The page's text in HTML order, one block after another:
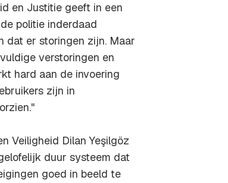
en Justitie geeft in een
politie inderdaad
dat er storingen zijn. Maar
verstoringen en
hard aan de invoering
zijn in
Veiligheid Dilan Yeşilgöz
duur systeem dat
goed in beeld te